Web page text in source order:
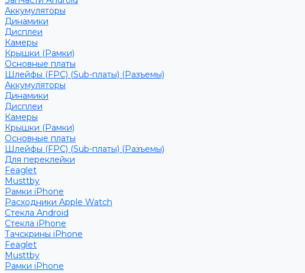
Аккумуляторы
Динамики
Дисплеи
Камеры
Крышки (Рамки)
Основные платы
Шлейфы (FPC) (Sub-платы) (Разъемы)
Аккумуляторы
Динамики
Дисплеи
Камеры
Крышки (Рамки)
Основные платы
Шлейфы (FPC) (Sub-платы) (Разъемы)
Для переклейки
Feaglet
Musttby
Рамки iPhone
Расходники Apple Watch
Стекла Android
Стекла iPhone
Тачскрины iPhone
Feaglet
Musttby
Рамки iPhone